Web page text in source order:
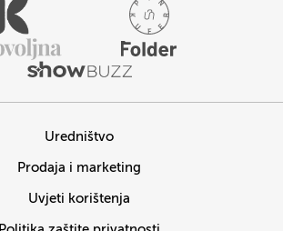
Uredništvo
Prodaja i marketing
Uvjeti korištenja